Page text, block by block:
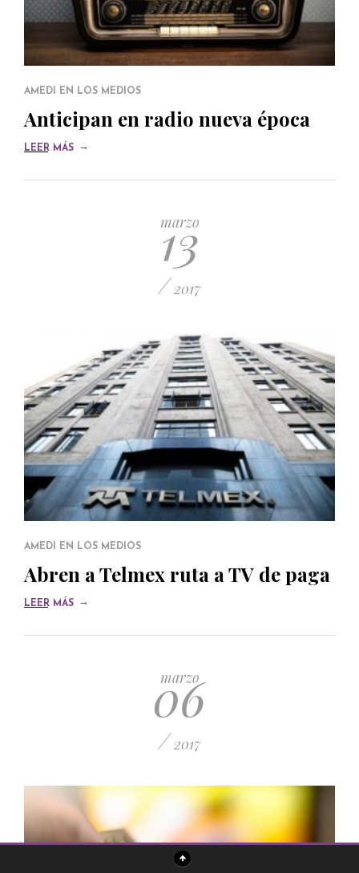
AMEDI EN LOS MEDIOS
Anticipan en radio nueva época
LEER MÁS →
marzo
13
/ 2017
AMEDI EN LOS MEDIOS
Abren a Telmex ruta a TV de paga
LEER MÁS →
marzo
06
/ 2017